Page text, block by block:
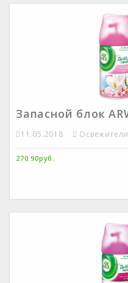
Запасной блок
11.05.2018
270.90руб.